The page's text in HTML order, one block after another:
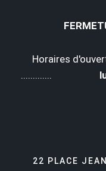
Horaires
.............
22 PLACE